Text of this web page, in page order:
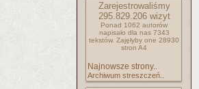
Zarejestrowaliśmy
295.829.206wizyt
Ponad 1062 autorów
napisało dla nas 7343
tekstów. Zajęłyby one 28930
stron A4
Najnowsze strony..
Archiwum streszczeń..